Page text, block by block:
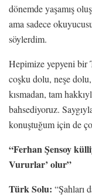
dönemde yaşamış
ama sadece
söylerdim.
Hepimize yepyeni bir
coşku dolu, neşe
kısmadan, tam
bahsediyoruz.
konuştuğum için de
“Ferhan Şensoy
Vururlar’ olur”
Türk Solu: “Şahları